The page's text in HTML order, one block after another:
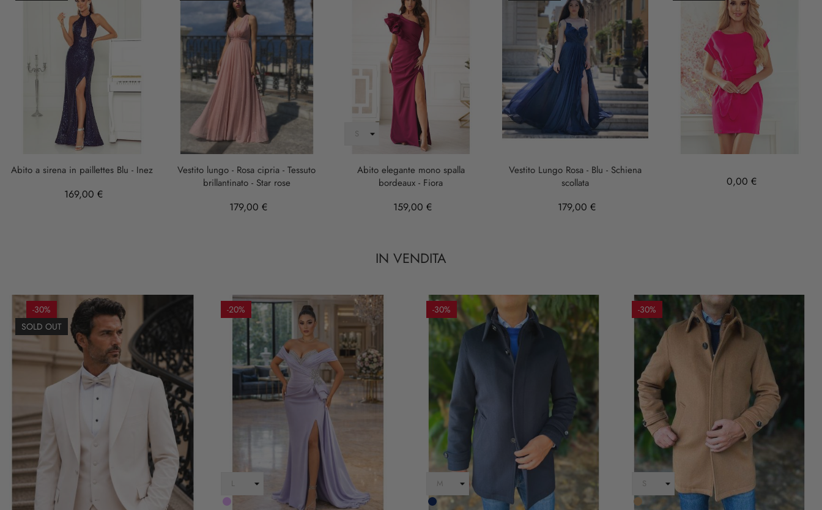
Abito a sirena in paillettes Blu - Inez
169,00 €
Vestito lungo - Rosa cipria - Tessuto
brillantinato - Star rose
179,00 €
Abito elegante mono spalla
bordeaux - Fiora
159,00 €
Vestito Lungo Rosa - Blu - Schiena
scollata
179,00 €
0,00 €
IN VENDITA
-30%
SOLD OUT
-20%
LILLA
-30%
Blu
-30%
Cammello